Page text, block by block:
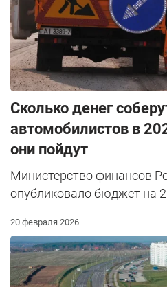
Сколько денег
автомобилистов в
они пойдут
Министерство финансов
опубликовало бюджет на
20 февраля 2026